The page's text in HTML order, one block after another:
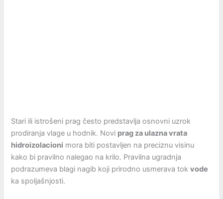
Stari ili istrošeni prag često predstavlja osnovni uzrok
prodiranja vlage u hodnik. Novi prag za ulazna vrata
hidroizolacioni mora biti postavljen na preciznu visinu
kako bi pravilno nalegao na krilo. Pravilna ugradnja
podrazumeva blagi nagib koji prirodno usmerava tokvode
ka spoljašnjosti.